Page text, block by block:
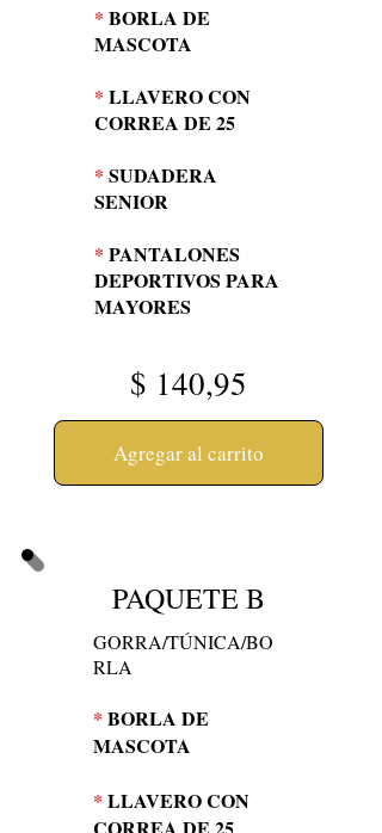
* BORLA DE
MASCOTA
* LLAVERO CON
CORREA DE 25
* SUDADERA
SENIOR
* PANTALONES
DEPORTIVOS PARA
MAYORES
$ 140,95
Agregar al carrito
PAQUETE B
GORRA/TÚNICA/BO
RLA
* BORLA DE
MASCOTA
* LLAVERO CON